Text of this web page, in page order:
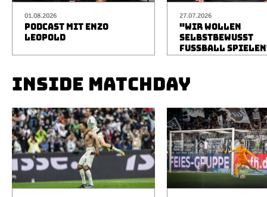
01.08.2026
PODCAST MIT ENZO
LEOPOLD
27.07.2026
"WIR WOLLEN
SELBSTBEWUSST
FUSSBALL
INSIDE MATCHDAY